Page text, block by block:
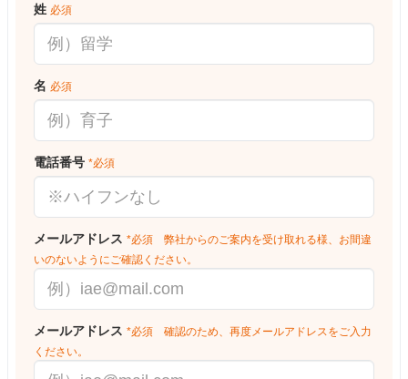
姓 必須
名 必須
電話番号 *必須
メールアドレス *必須 弊社からのご案内を受け取れる様、お間違
いのないようにご確認ください。
メールアドレス *必須 確認のため、再度メールアドレスをご入力
ください。